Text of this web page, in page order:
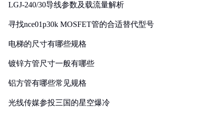
LGJ-240/30导线参数及载流量解析
寻找nce01p30k MOSFET管的合适替代型号
电梯的尺寸有哪些规格
镀锌方管尺寸一般有哪些
铝方管有哪些常见规格
光线传媒参投三国的星空爆冷